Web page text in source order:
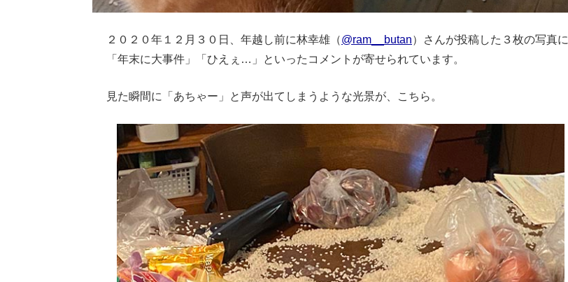
２０２０年１２月３０日、年越し前に林幸雄（@ram__butan）さんが投稿した３枚の写真に
「年末に大事件」「ひえぇ…」といったコメントが寄せられています。
見た瞬間に「あちゃー」と声が出てしまうような光景が、こちら。